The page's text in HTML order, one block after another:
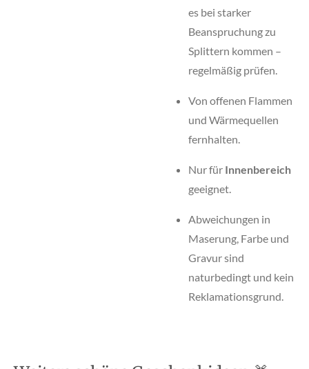
es bei starker
Beanspruchung zu
Splittern kommen –
regelmäßig prüfen.
Von offenen Flammen
und Wärmequellen
fernhalten.
Nur für Innenbereich
geeignet.
Abweichungen in
Maserung, Farbe und
Gravur sind
naturbedingt und kein
Reklamationsgrund.